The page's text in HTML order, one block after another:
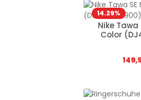
14.29%
Nike
Color